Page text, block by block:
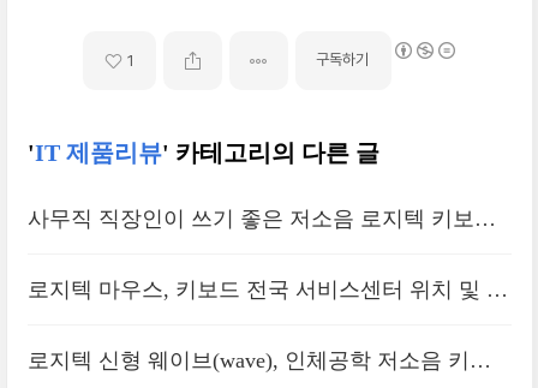
1 구독하기
'IT 제품리뷰' 카테고리의 다른 글
사무직 직장인이 쓰기 좋은 저소음 로지텍 키보드
로지텍 마우스, 키보드 전국 서비스센터 위치 및 고
로지텍 신형 웨이브(wave), 인체공학 저소음 키보